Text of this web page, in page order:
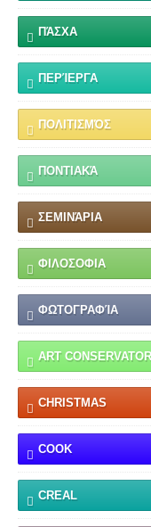
ΠΆΣΧΑ
ΠΕΡΊΕΡΓΑ
ΠΟΛΙΤΙΣΜΌΣ
ΠΟΝΤΙΑΚΆ
ΣΕΜΙΝΆΡΙΑ
ΦΙΛΟΣΟΦΙΑ
ΦΩΤΟΓΡΑΦΊΑ
ART CONSERVATOR
CHRISTMAS
COOK
CREAL